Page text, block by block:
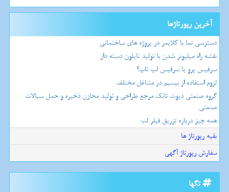
آخرین رپورتاژها
دسترسی نما با کلایمر در پروژه های ساختمانی
نقشه راه میلیونر شدن با تولید نایلون دسته دار
سرفیس پرو یا سرفیس لپ تاپ؟
لزوم استفاده از بیسیم در مشاغل مختلف
گروه صنعتی دپوت تانک مرجع طراحی و تولید مخازن ذخیره و حمل سیالات
صنعتی
همه چیز درباره تزریق فیلر لب
بقیه رپورتاژ ها
سفارش رپورتاژ آگهی
تگها